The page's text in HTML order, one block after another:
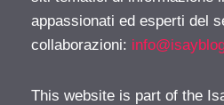
appassionati ed esperti del
collaborazioni:
This website is part of the